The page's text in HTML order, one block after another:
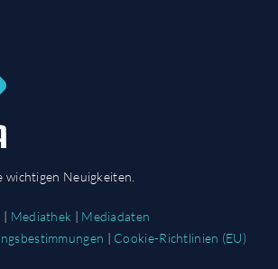
Neuigkeiten.
| Mediathek | Mediadaten
| Cookie-Richtlinien (EU)